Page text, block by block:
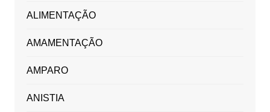
ALIMENTAÇÃO
AMAMENTAÇÃO
AMPARO
ANISTIA